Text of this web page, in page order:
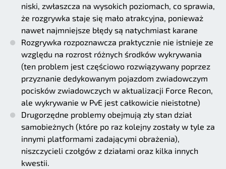
niski, zwłaszcza na wysokich poziomach, co sprawia,
że rozgrywka staje się mało atrakcyjna, ponieważ
nawet najmniejsze błędy są natychmiast karane
Rozgrywka rozpoznawcza praktycznie nie istnieje ze
względu na rozrost różnych środków wykrywania
(ten problem jest częściowo rozwiązywany poprzez
przyznanie dedykowanym pojazdom zwiadowczym
pocisków zwiadowczych w aktualizacji Force Recon,
ale wykrywanie w PvE jest całkowicie nieistotne)
Drugorzędne problemy obejmują zły stan dział
samobieżnych (które po raz kolejny zostały w tyle za
innymi platformami zadającymi obrażenia),
niszczycieli czołgów z działami oraz kilka innych
kwestii.